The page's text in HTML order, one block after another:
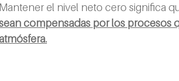
Mantener el nivel neto cero significa
compensadas por los procesos
atmósfera.